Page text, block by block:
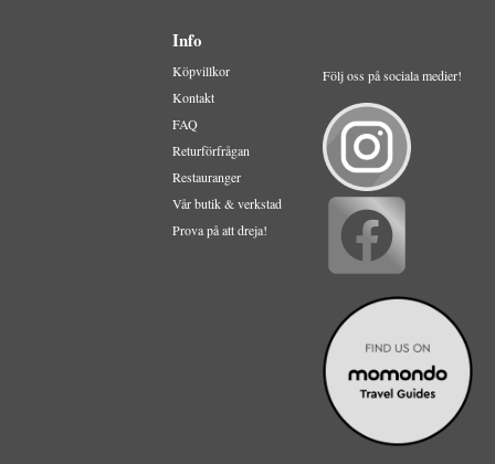
Info
Köpvillkor
Kontakt
FAQ
Returförfrågan
Restauranger
Vår butik & verkstad
Prova på att dreja!
Följ oss på sociala medier!